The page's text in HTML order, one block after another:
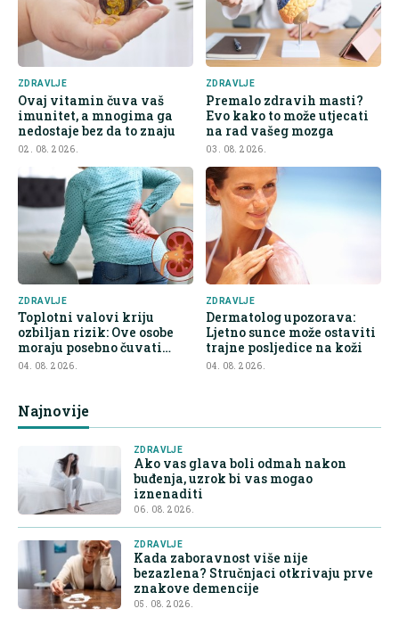
ZDRAVLJE
Ovaj vitamin čuva vaš
imunitet, a mnogima ga
nedostaje bez da to znaju
02. 08. 2026.
ZDRAVLJE
Premalo zdravih masti?
Evo kako to može utjecati
na rad vašeg mozga
03. 08. 2026.
ZDRAVLJE
Toplotni valovi kriju
ozbiljan rizik: Ove osobe
moraju posebno čuvati
bubrege
04. 08. 2026.
ZDRAVLJE
Dermatolog upozorava:
Ljetno sunce može ostaviti
trajne posljedice na koži
04. 08. 2026.
Najnovije
ZDRAVLJE
Ako vas glava boli odmah nakon
buđenja, uzrok bi vas mogao
iznenaditi
06. 08. 2026.
ZDRAVLJE
Kada zaboravnost više nije
bezazlena? Stručnjaci otkrivaju prve
znakove demencije
05. 08. 2026.